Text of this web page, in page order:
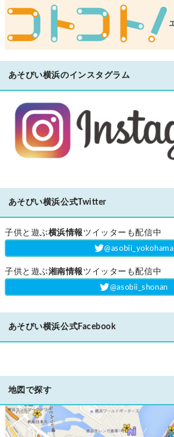
あそびい横浜のインスタグラム
あそびい横浜公式Twitter
子供と遊ぶ横浜情報 ツイッターも配信中
‎@asobii_yokohama
子供と遊ぶ湘南情報 ツイッターも配信中
‎@asobii_shonan
あそびい横浜公式Facebook
地図で探す